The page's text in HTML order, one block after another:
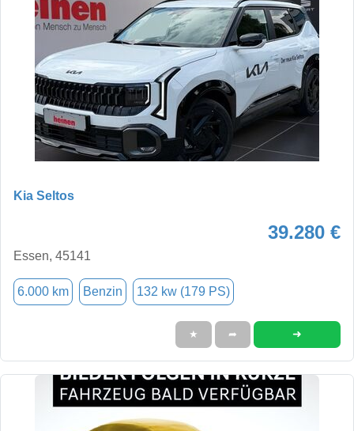
Kia Seltos
39.280 €
Essen, 45141
6.000 km Benzin 132 kw (179 PS)
★ ➦ ➜